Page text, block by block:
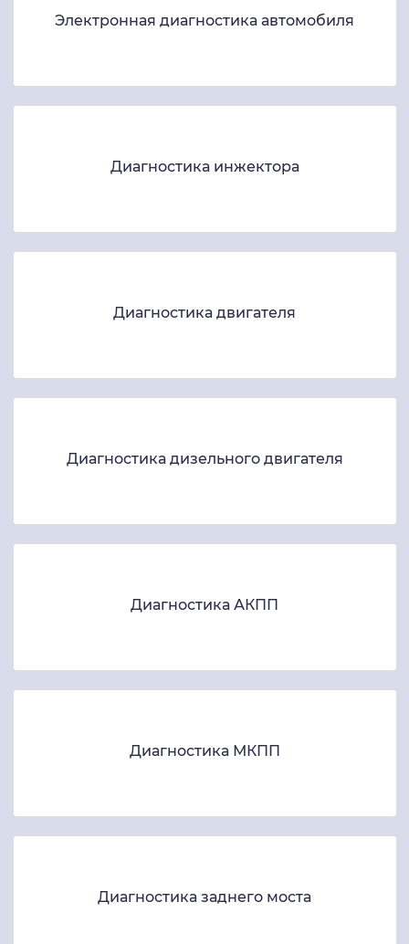
Электронная диагностика автомобиля
Диагностика инжектора
Диагностика двигателя
Диагностика дизельного двигателя
Диагностика АКПП
Диагностика МКПП
Диагностика заднего моста